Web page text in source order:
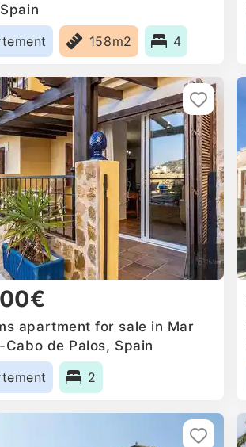
158m2 4
apartment for sale in Mar
de Palos, Spain
2